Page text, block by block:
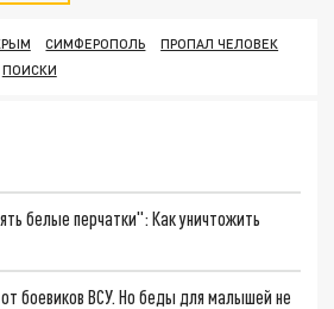
СИМФЕРОПОЛЬ
ПРОПАЛ ЧЕЛОВЕК
ПОИСКИ
белые перчатки": Как уничтожить
боевиков ВСУ. Но беды для малышей не